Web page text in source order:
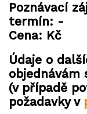
Poznávací
termín: -
Cena: Kč
Údaje o
objednávám
(v případě
požadavky v